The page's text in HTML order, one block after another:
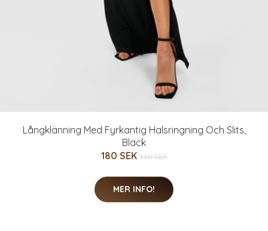
Långklänning Med Fyrkantig Halsringning Och Slits,
Black
180 SEK 360 SEK
MER INFO!